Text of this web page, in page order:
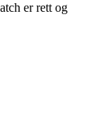
er rett og